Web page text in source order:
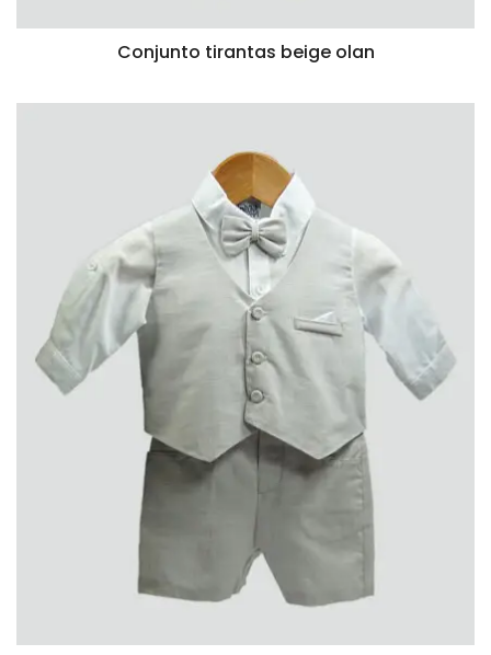
VISTA RÁPIDA
Conjunto tirantas beige olan